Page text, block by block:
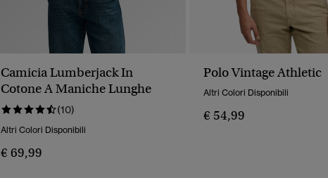
Camicia Lumberjack In
Cotone A Maniche Lunghe
(10)
Altri Colori Disponibili
€ 69,99
Polo Vintage Athletic
Altri Colori Disponibili
€ 54,99